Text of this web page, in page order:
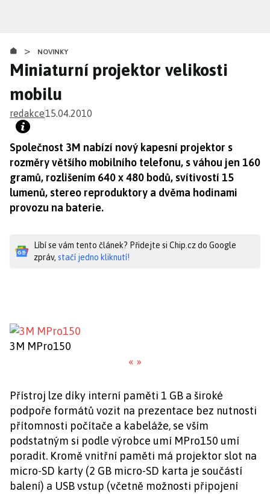
obsahu
> NOVINKY
Miniaturní projektor velikosti
mobilu
redakce15.04.2010
Společnost 3M nabízí nový kapesní projektor s
rozměry většího mobilního telefonu, s váhou jen 160
gramů, rozlišením 640 x 480 bodů, svítivostí 15
lumenů, stereo reproduktory a dvěma hodinami
provozu na baterie.
Líbí se vám tento článek? Přidejte si Chip.cz do Google
zpráv, stačí jedno kliknutí!
3M MPro150
« »
Přístroj lze díky interní paměti 1 GB a široké
podpoře formátů vozit na prezentace bez nutnosti
přítomnosti počítače a kabeláže, se vším
podstatným si podle výrobce umí MPro150 umí
poradit. Kromě vnitřní paměti má projektor slot na
micro-SD karty (2 GB micro-SD karta je součástí
balení) a USB vstup (včetně možnosti připojení